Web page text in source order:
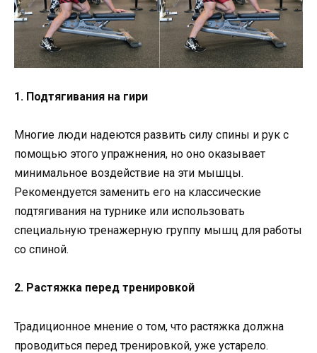
1. Подтягивания на гири
Многие люди надеются развить силу спины и рук с
помощью этого упражнения, но оно оказывает
минимальное воздействие на эти мышцы.
Рекомендуется заменить его на классические
подтягивания на турнике или использовать
специальную тренажерную группу мышц для работы
со спиной.
2. Растяжка перед тренировкой
Традиционное мнение о том, что растяжка должна
проводиться перед тренировкой, уже устарело.